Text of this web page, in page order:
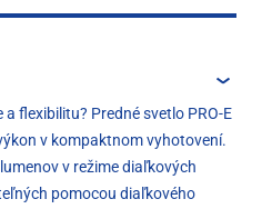
flexibilitu? Predné svetlo PRO-E
v kompaktnom vyhotovení.
v režime diaľkových
pomocou diaľkového